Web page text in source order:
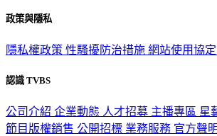
政策與隱私
隱私權政策 性騷擾防治措施 網站使用協定
認識 TVBS
公司介紹 企業動態 人才招募 主播專區 星
節目版權銷售 公開招標 業務服務 官方聲明